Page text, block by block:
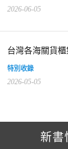
2026-06-05
台灣各海關貨
特別收錄
2026-05-05
新書